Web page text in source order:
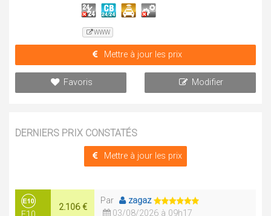
WWW
Mettre à jour les prix
Favoris Modifier
DERNIERS PRIX CONSTATÉS
Mettre à jour les prix
2.106 €
Par
zagaz
03/08/2026 à 09h17